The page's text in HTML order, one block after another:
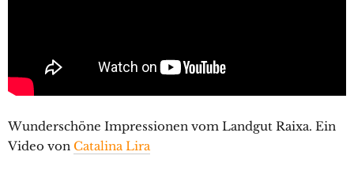
Wunderschöne Impressionen vom Landgut Raixa. Ein
Video von Catalina Lira